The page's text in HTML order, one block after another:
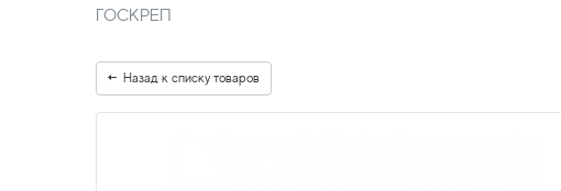
ГОСКРЕП
Назад к списку товаров